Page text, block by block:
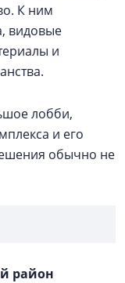
К ним
видовые
и
лобби,
и его
обычно не
район